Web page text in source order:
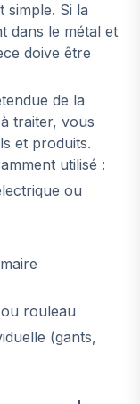
simple. Si la
dans le métal et
doive être
de la
traiter, vous
et produits.
utilisé :
ou
rouleau
(gants,